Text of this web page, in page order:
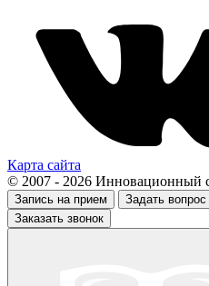
Карта сайта
© 2007 - 2026 Инновационный
Запись на прием Задать вопрос
Заказать звонок